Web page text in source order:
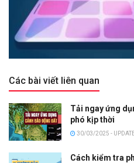
Các bài viết liên quan
Tải ngay ứng
phó kịp thời
30/03/2025 -
Cách kiểm tra